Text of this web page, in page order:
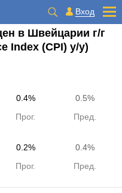
Вход
в Швейцарии г/г
Index (CPI) y/y)
0.4%
0.5%
Прог. Пред.
0.2%
0.4%
Прог. Пред.